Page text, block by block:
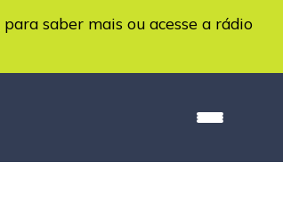
para saber mais ou acesse a rádio